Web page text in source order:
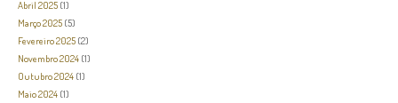
Abril 2025 (1)
Março 2025 (5)
Fevereiro 2025 (2)
Novembro 2024 (1)
Outubro 2024 (1)
Maio 2024 (1)